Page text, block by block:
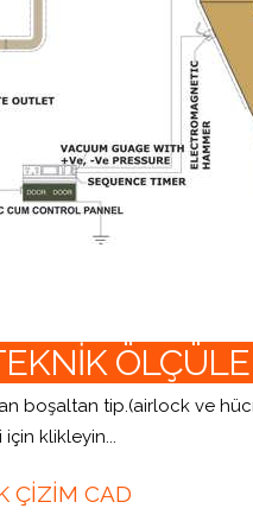
boşaltan tip.(airlock ve
için klikleyin...
ÇIZIM CAD